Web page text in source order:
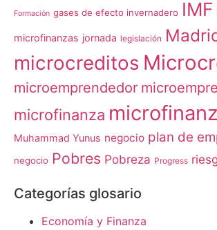
Formación gases de efecto invernadero IMF
microfinanzas jornada legislación
microcreditos
microemprendedor
microfinanza
Muhammad Yunus negocio plan de
negocio Pobres Pobreza Progress
Categorías glosario
Economía y Finanza